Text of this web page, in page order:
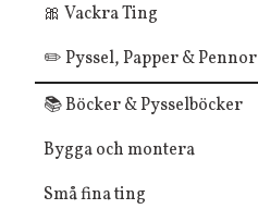
🎀 Vackra Ting
✏️ Pyssel, Papper & Pennor
📚 Böcker & Pysselböcker
Bygga och montera
Små fina ting